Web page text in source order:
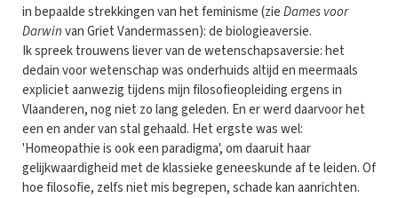
in bepaalde strekkingen van het feminisme (zieDames voor
Darwinvan Griet Vandermassen): de biologieaversie.
Ik spreek trouwens liever van de wetenschapsaversie: het
dedain voor wetenschap was onderhuids altijd en meermaals
expliciet aanwezig tijdens mijn filosofieopleiding ergens in
Vlaanderen, nog niet zo lang geleden. En er werd daarvoor het
een en ander van stal gehaald. Het ergste was wel:
'Homeopathie is ook een paradigma', om daaruit haar
gelijkwaardigheid met de klassieke geneeskunde af te leiden. Of
hoe filosofie, zelfs niet mis begrepen, schade kan aanrichten.